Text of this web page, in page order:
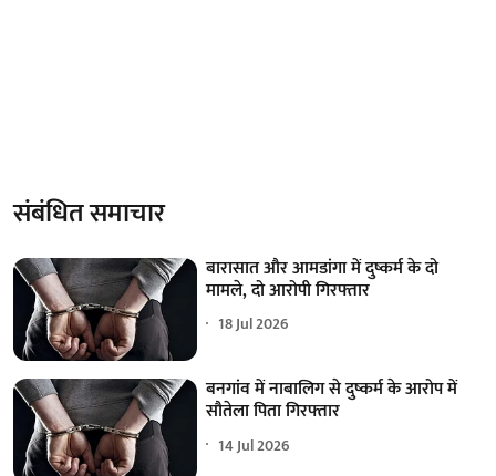
संबंधित समाचार
बारासात और आमडांगा में दुष्कर्म के दो
मामले, दो आरोपी गिरफ्तार
18 Jul 2026
बनगांव में नाबालिग से दुष्कर्म के आरोप में
सौतेला पिता गिरफ्तार
14 Jul 2026